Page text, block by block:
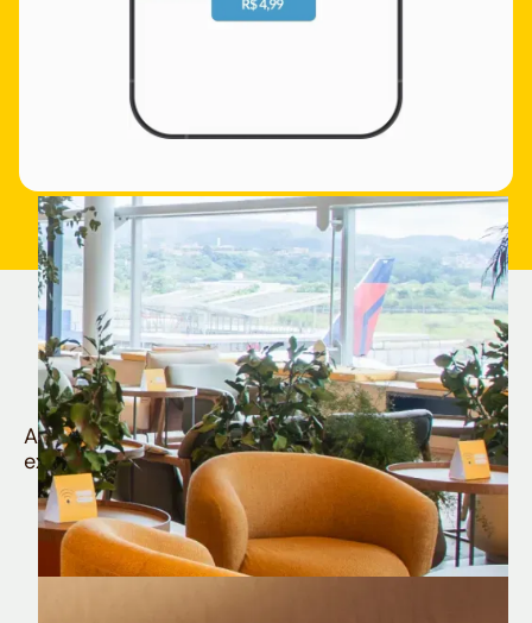
Quem é Nomad tem
muito mais
Aproveite todos os benefícios e vantagens
exclusivas da sua Conta Internacional